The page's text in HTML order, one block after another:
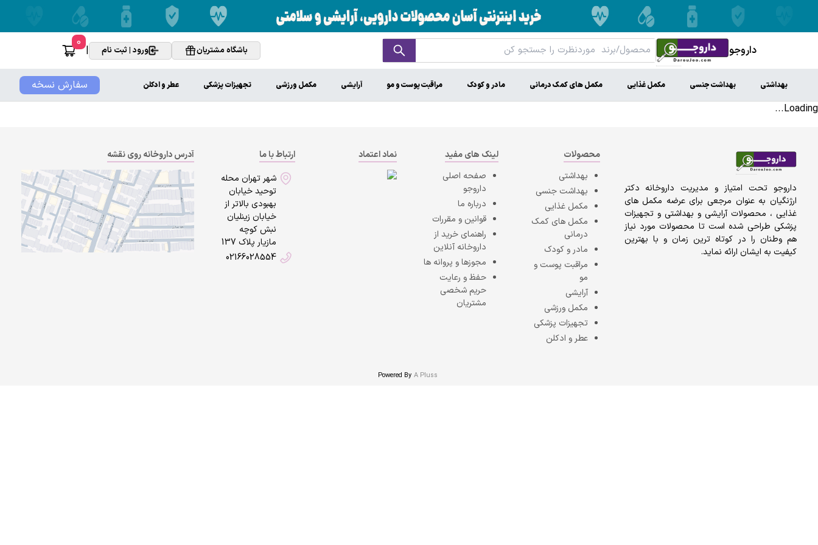
داروجو باشگاه مشتریان ورود | ثبت نام |
0
سفارش نسخه بهداشتی بهداشت جنسی مکمل غذایی مکمل های کمک درمانی مادر و کودک مراقبت پوست و مو آرایشی مکمل ورزشی تجهیزات پزشکی عطر و ادکلن
Loading...
داروجو تحت امتیاز و مدیریت داروخانه دکتر
ارژنگیان به عنوان مرجعی برای عرضه مکمل های
غذایی ، محصولات آرایشی و بهداشتی و تجهیزات
پزشکی طراحی شده است تا محصولات مورد نیاز
هم وطنان را در کوتاه ترین زمان و با بهترین
کیفیت به ایشان ارائه نماید.
محصولات
بهداشتی
بهداشت جنسی
مکمل غذایی
مکمل های کمک
درمانی
مادر و کودک
مراقبت پوست و
مو
آرایشی
مکمل ورزشی
تجهیزات پزشکی
عطر و ادکلن
لینک های مفید
صفحه اصلی
داروجو
درباره ما
قوانین و مقررات
راهنمای خرید از
داروخانه آنلاین
مجوزها و پروانه ها
حفظ و رعایت
حریم شخصی
مشتریان
نماد اعتماد
ارتباط با ما
شهر تهران محله
توحید خیابان
بهبودی بالاتر از
خیابان زینلیان
نبش کوچه
مازیار پلاک 137
02166028554
آدرس داروخانه روی نقشه
A Pluss
Powered By